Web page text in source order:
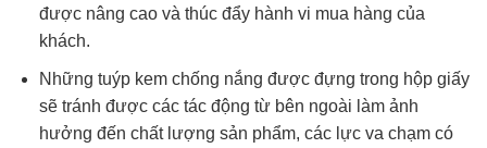
được nâng cao và thúc đẩy hành vi mua hàng của
khách.
Những tuýp kem chống nắng được đựng trong hộp giấy
sẽ tránh được các tác động từ bên ngoài làm ảnh
hưởng đến chất lượng sản phẩm, các lực va chạm có